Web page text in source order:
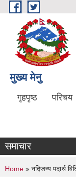
Skip to main content
मुख्य मेनु
गृहपृष्ठ परिचय
समाचार
You are
Home » नदिजन्य पदार्थ